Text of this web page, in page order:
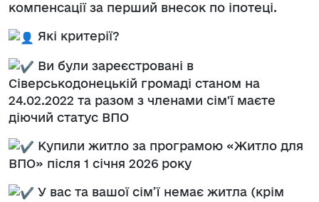
компенсації за перший внесок по іпотеці.
Які критерії?
Ви були зареєстровані в
Сіверськодонецькій громаді станом на
24.02.2022 та разом з членами сімʼї маєте
діючий статус ВПО
Купили житло за програмою «Житло для
ВПО» після 1 січня 2026 року
У вас та вашої сім’ї немає житла (крім